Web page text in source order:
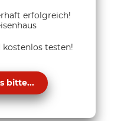
erfolgreich!
testen!
bitte...